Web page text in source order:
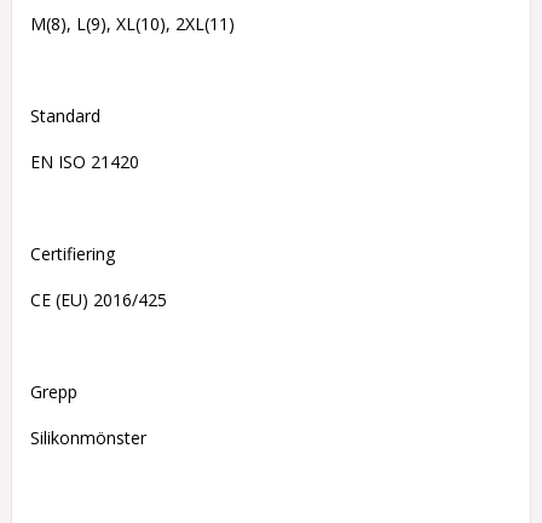
M(8), L(9), XL(10), 2XL(11)
Standard
EN ISO 21420
Certifiering
CE (EU) 2016/425
Grepp
Silikonmönster